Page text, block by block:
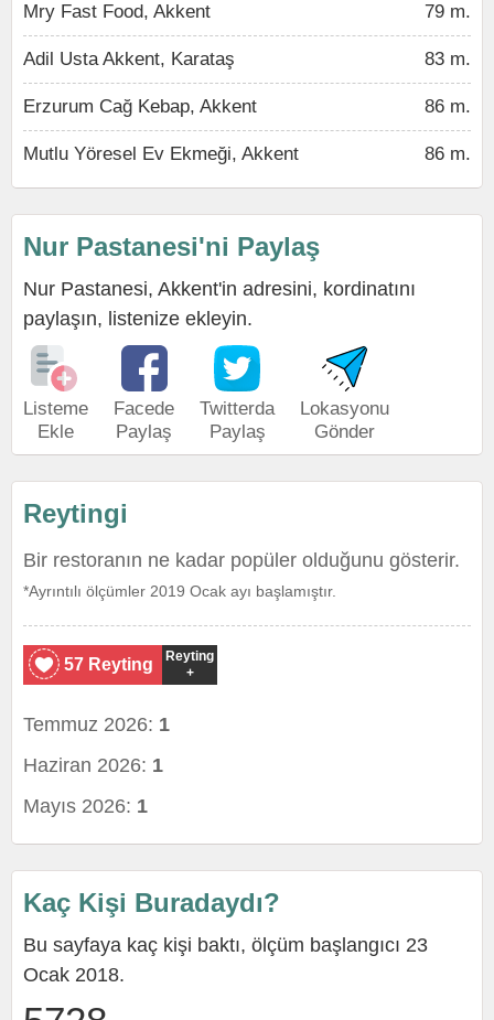
Mry Fast Food, Akkent 79 m.
Adil Usta Akkent, Karataş 83 m.
Erzurum Cağ Kebap, Akkent 86 m.
Mutlu Yöresel Ev Ekmeği, Akkent 86 m.
Nur Pastanesi'ni Paylaş
Nur Pastanesi, Akkent'in adresini, kordinatını
paylaşın, listenize ekleyin.
Listeme
Ekle
Facede
Paylaş
Twitterda
Paylaş
Lokasyonu
Gönder
Reytingi
Bir restoranın ne kadar popüler olduğunu gösterir.
*Ayrıntılı ölçümler 2019 Ocak ayı başlamıştır.
57 Reyting
Reyting
+
Temmuz 2026: 1
Haziran 2026: 1
Mayıs 2026: 1
Kaç Kişi Buradaydı?
Bu sayfaya kaç kişi baktı, ölçüm başlangıcı 23
Ocak 2018.